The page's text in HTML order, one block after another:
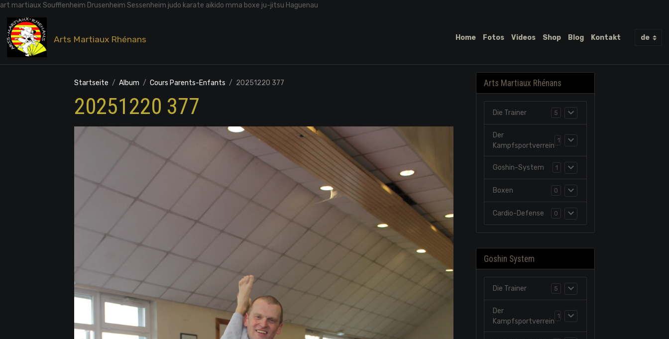
art martiaux Soufflenheim Drusenheim Sessenheim judo karate aikido mma boxe ju-jitsu Haguenau
Arts Martiaux Rhénans Home Fotos Videos Shop Blog Kontakt
Startseite Album Cours Parents-Enfants 20251220 377
20251220 377
Arts Martiaux Rhénans
Die Trainer 5
Der
Kampfsportverrein
Goshin-System 1
Boxen 0
Cardio-Defense 0
Goshin System
Die Trainer 5
Der
Kampfsportverrein